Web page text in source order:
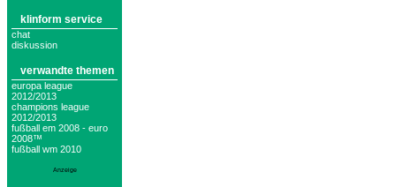
klinform service
chat
diskussion
verwandte themen
europa league
2012/2013
champions league
2012/2013
fußball em 2008 - euro
2008™
fußball wm 2010
Anzeige